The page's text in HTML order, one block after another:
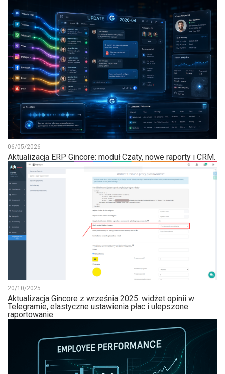
06/05/2026
Aktualizacja ERP Gincore: moduł Czaty, nowe raporty i CRM.
20/10/2025
Aktualizacja Gincore z września 2025: widżet opinii w
Telegramie, elastyczne ustawienia płac i ulepszone
raportowanie